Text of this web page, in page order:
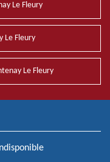
Le Fleury
Le Fleury
Le Fleury